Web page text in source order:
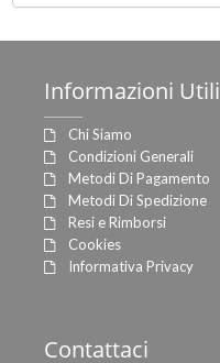
Informazioni Utili
Chi Siamo
Condizioni Generali
Metodi Di Pagamento
Metodi Di Spedizione
Resi e Rimborsi
Cookies
Informativa Privacy
Contattaci